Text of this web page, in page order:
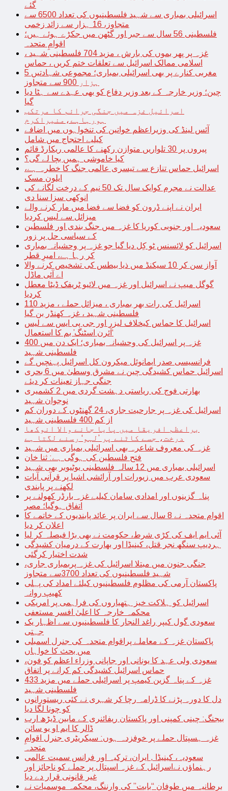
گئے
اسرائیلی بمباری سے شہید فلسطینیوں کی تعداد 6500 سے
متجاوز، 16 ہزار سے زائد زخمی
فلسطینی 56 سال سے جبر اور گٹھن میں جکڑے ہوئے ہیں؛
اقوامِ متحدہ
غزہ پر پھر بموں کی بارش ، مزید 704 فلسطینی شہید ،
اسلامی ممالک اسرائیل سے تعلقات ختم کریں ، حماس
مغربی کنارے پر بھی اسرائیلی بمباری؛ مجموعی شہادتیں 5
ہزار 900 سے متجاوز
چین؛ وزیر خارجہ کے بعد وزیر دفاع کو بھی عہدے سے ہٹا دیا
گیا
اسرائیل غزہ میں جنگی جرائم کا مرتکب
ہورہاہے،منیراکرم
آئس لینڈ کی وزیراعظم خواتین کی تنخواہوں میں اضافے
کیلیے احتجاج میں شامل
پیروں پر 30 تلواریں متوازن رکھنے کا عالمی ریکارڈ قائم
کیا خاموشی ہمیں بچا لے گی؟
اسرائیل حماس تنازع سے تیسری عالمی جنگ کا خطرہ ہے،
ایلون مسک
عدالت نے مجرم کوایک سال تک 50 نیم کے درخت لگانے کی
انوکھی سزا سنا دی
ایران نے اپنے ڈرون کو فضا سے فضا میں مار کرنے والے
میزائل سے لیس کردیا
سعودیہ اور جنوبی کوریا کا غزہ میں جنگ بندی اور فلسطین
کے سیاسی حل پر زور
اسرائیل کو لائسنس ٹو کِل دیا گیا جو غزہ پر وحشیانہ بمباری
کر رہا ہے، امیرِ قطر
آواز سن کر 10 سیکنڈ میں ذیا بیطس کی تشخیص کرنے والا
اے آئی ماڈل
گوگل میپ نے اسرائیل اور غزہ میں لائیو ٹریفک ڈیٹا معطل
کردیا
اسرائیل کی رات بھر بمباری ، میزائل حملے ، مزید 110
فلسطینی شہید ، غزہ کھنڈر بن گیا
اسرائیل کا حماس کیخلاف لیزر اور جی پی ایس سے لیس
‘آئرن اسٹنگ’ بم کا استعمال
غزہ پر اسرائیل کی وحشیانہ بمباری؛ ایک دن میں 400
فلسطینی شہید
فرانسیسی صدر ایمانوئل میکرون کل اسرائیل پہنچیں گے
اسرائیل حماس کشیدگی چین نے مشرق وسطیٰ میں 6 بحری
جنگی جہاز تعینات کر دیئے
بھارتی فوج کی ریاستی دہشت گردی میں 2 کشمیری
نوجوان شہید
اسرائیل کی غزہ پر جارحیت جاری، 24 گھنٹوں کے دوران کم
از کم 400 فلسطینی شہید
براعظم افریقا میں پایا جانے والا انوکھا
درخت، جسے کاٹنے پر ’لہو‘ رسنے لگتا ہے
غزہ کی معروف شاعرہ بھی اسرائیلی بمباری میں شہید
فتح فلسطین کی ہوگی ہے: ثنا خان
اسرائیلی بمباری میں 12 سالہ فلسطینی یوٹیوبر بھی شہید
سعودی عرب میں زیورات اور آرائشی اشیا پر قرآنی آیات
لکھنے پر پابندی
پناہ گزینوں اور امدادی سامان کیلیے غزہ بارڈر کھولنے پر
اتفاق ہوگیا؛ مصر
اقوام متحدہ نے 8 سال سے ایران پر عائد پابندیوں کے خاتمے کا
اعلان کر دیا
آئی ایم ایف کی کڑی شرط، حکومت نے بھی بڑا فیصلہ کر لیا
ہردیپ سنگھ نجر قتل، کینیڈا اور بھارت کے درمیان کشیدگی
شدت اختیار کرگئی
جنگی جنون میں مبتلا اسرائیل کی غزہ پربمباری جاری،
شہید فلسطینیوں کی تعداد 3700سے متجاوز
پاکستان آرمی کی مظلوم فلسطینیوں کیلئے امداد کی پہلی
کھیپ روانہ
اسرائیل کو ہلاکت خیز ہتھیاروں کی فراہمی پر امریکی
محکمہ خارجہ کا اعلیٰ افسر مستعفی
سعودی گول کیپر راغد النجار کا فلسطینیوں سے اظہار یک
جہتی
پاکستان غزہ کے معاملے پراقوام متحدہ کی جنرل اسمبلی
میں بحث کا خواہاں
سعودی ولی عہد کا یونانی اور جاپانی وزراء اعظم کو فون،
حماس اسرائیل کشیدگی کم کرانے پر اتفاق
غزہ کے پناہ گزین کیمپ پر اسرائیلی حملے میں مزید 433
فلسطینی شہید
دل کا دورہ پڑنے کا ڈرامہ رچا کر شہری نے کئی ریستورانوں
کو چونا لگا دیا
بیجنگ: چینی کمپنی اور پاکستان ریفائنری کے مابین ڈیڑھ ارب
ڈالر کا ایم او یو سائن
غزہ ہسپتال حملے پر خوفزدہ ہوں: سیکریٹری جنرل اقوامِ
متحدہ
سعودیہ، کینیڈا , ایران، ترکیہ اور فرانس سمیت عالمی
رہنماؤں نےاسرائیل کے غزہ اسپتال پر حملے کو ناجائز اور
غیر قانونی قرار دے دیا
برطانیہ میں طوفان “بابت” کی وارننگ، محکمہ موسمیات نے